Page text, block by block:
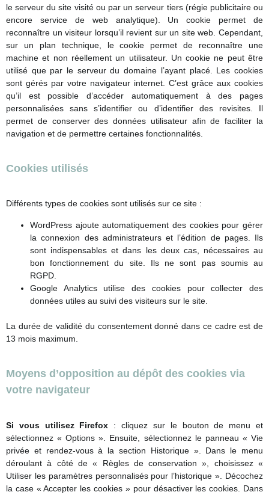
le serveur du site visité ou par un serveur tiers (régie publicitaire ou
encore service de web analytique). Un cookie permet de
reconnaître un visiteur lorsqu’il revient sur un site web. Cependant,
sur un plan technique, le cookie permet de reconnaître une
machine et non réellement un utilisateur. Un cookie ne peut être
utilisé que par le serveur du domaine l’ayant placé. Les cookies
sont gérés par votre navigateur internet. C’est grâce aux cookies
qu’il est possible d’accéder automatiquement à des pages
personnalisées sans s’identifier ou d’identifier des revisites. Il
permet de conserver des données utilisateur afin de faciliter la
navigation et de permettre certaines fonctionnalités.
Cookies utilisés
Différents types de cookies sont utilisés sur ce site :
WordPress ajoute automatiquement des cookies pour gérer
la connexion des administrateurs et l’édition de pages. Ils
sont indispensables et dans les deux cas, nécessaires au
bon fonctionnement du site. Ils ne sont pas soumis au
RGPD.
Google Analytics utilise des cookies pour collecter des
données utiles au suivi des visiteurs sur le site.
La durée de validité du consentement donné dans ce cadre est de
13 mois maximum.
Moyens d’opposition au dépôt des cookies via
votre navigateur
Si vous utilisez Firefox : cliquez sur le bouton de menu et
sélectionnez « Options ». Ensuite, sélectionnez le panneau « Vie
privée et rendez-vous à la section Historique ». Dans le menu
déroulant à côté de « Règles de conservation », choisissez «
Utiliser les paramètres personnalisés pour l’historique ». Décochez
la case « Accepter les cookies » pour désactiver les cookies. Dans